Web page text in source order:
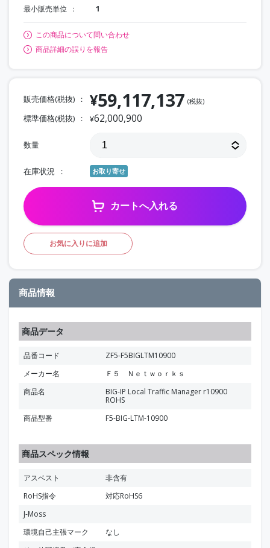
最小販売単位 1
この商品について問い合わせ
商品詳細の誤りを報告
販売価格(税抜) ¥59,117,137 (税抜)
標準価格(税抜) ¥62,000,900
数量
在庫状況 お取り寄せ
カートへ入れる
お気に入りに追加
商品情報
商品データ
品番コード
ZF5-F5BIGLTM10900
メーカー名
Ｆ５ Ｎｅｔｗｏｒｋｓ
商品名
BIG-IP Local Traffic Manager r10900
ROHS
商品型番
F5-BIG-LTM-10900
商品スペック情報
アスベスト
非含有
RoHS指令
対応RoHS6
J-Moss
環境自己主張マーク
なし